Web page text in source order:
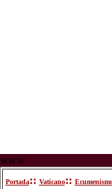
www
Portada:: Vaticano::